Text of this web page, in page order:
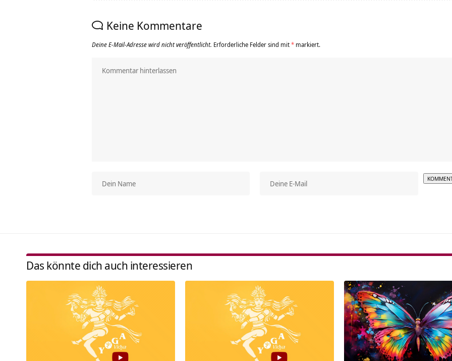
Keine Kommentare
Deine E-Mail-Adresse wird nicht veröffentlicht. Erforderliche Felder sind mit* markiert.
Das könnte dich auch interessieren